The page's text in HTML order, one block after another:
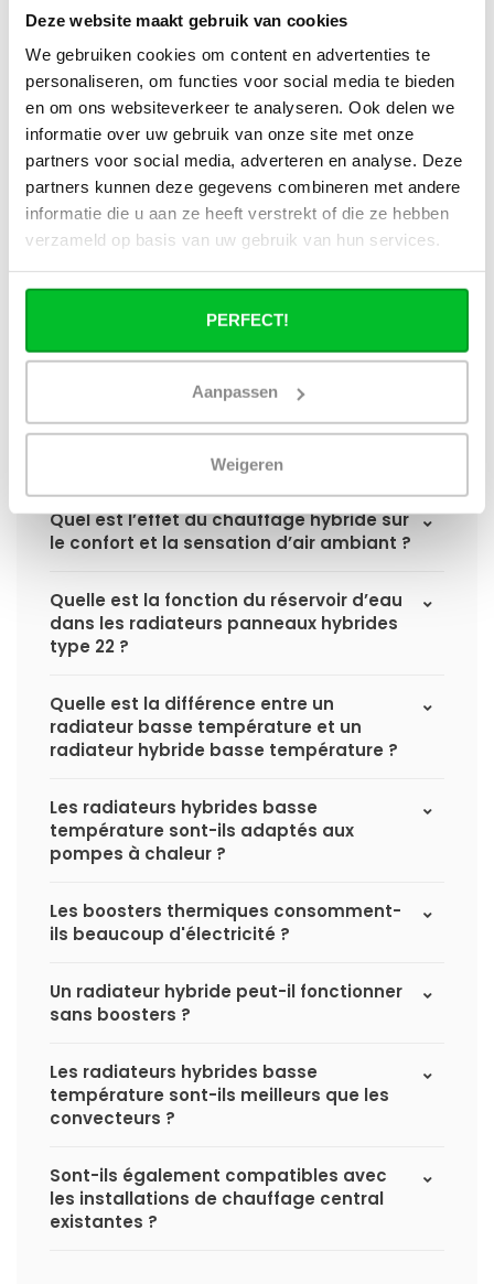
Deze website maakt gebruik van cookies
We gebruiken cookies om content en advertenties te
personaliseren, om functies voor social media te bieden
en om ons websiteverkeer te analyseren. Ook delen we
informatie over uw gebruik van onze site met onze
partners voor social media, adverteren en analyse. Deze
partners kunnen deze gegevens combineren met andere
informatie die u aan ze heeft verstrekt of die ze hebben
verzameld op basis van uw gebruik van hun services.
PERFECT!
Aanpassen
Weigeren
Qu’est-ce qu’un radiateur panneau
hybride d’un point de vue technique ?
En quoi l’émission de chaleur diffère-t-
elle par rapport à un radiateur panneau
standard ?
Quel est l’avantage des boosters
thermiques intégrés par rapport aux
ventilateurs de radiateur séparés ?
Pourquoi un radiateur panneau hybride
convecteur ?
fonctionne-t-il à basse température de
départ (35–45 °C) ?
Quel est l’effet du chauffage hybride sur
le confort et la sensation d’air ambiant ?
Quelle est la fonction du réservoir d’eau
dans les radiateurs panneaux hybrides
type 22 ?
Quelle est la différence entre un
radiateur basse température et un
radiateur hybride basse température ?
Les radiateurs hybrides basse
température sont-ils adaptés aux
pompes à chaleur ?
Les boosters thermiques consomment-
ils beaucoup d'électricité ?
Un radiateur hybride peut-il fonctionner
sans boosters ?
Les radiateurs hybrides basse
température sont-ils meilleurs que les
convecteurs ?
Sont-ils également compatibles avec
les installations de chauffage central
existantes ?